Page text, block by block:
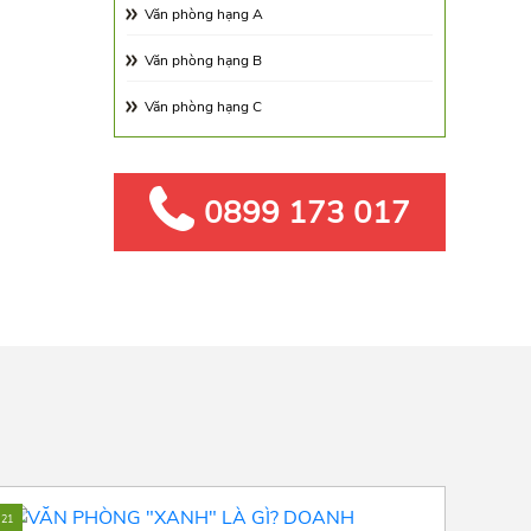
Phường 17
Văn phòng hạng A
Văn phòng hạng B
Văn phòng hạng C
0899 173 017
21